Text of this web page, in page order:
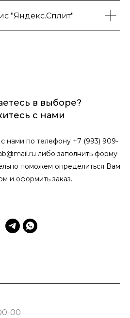
"Яндекс.Сплит"
в выборе?
с нами
нами по телефону +7 (993) 909-
либо заполнить форму
поможем определиться Вам
и оформить заказ.